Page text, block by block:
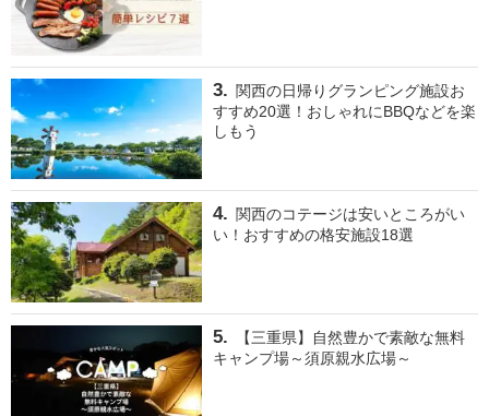
関西の日帰りグランピング施設お
すすめ20選！おしゃれにBBQなどを楽
しもう
関西のコテージは安いところがい
い！おすすめの格安施設18選
【三重県】自然豊かで素敵な無料
キャンプ場～須原親水広場～